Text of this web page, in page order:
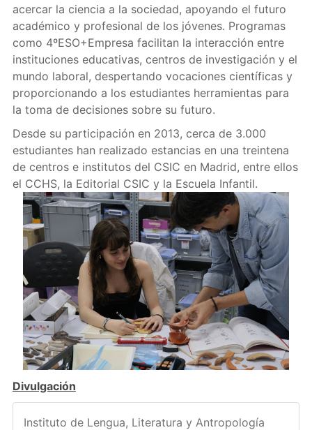
acercar la ciencia a la sociedad, apoyando el futuro
académico y profesional de los jóvenes. Programas
como 4ºESO+Empresa facilitan la interacción entre
instituciones educativas, centros de investigación y el
mundo laboral, despertando vocaciones científicas y
proporcionando a los estudiantes herramientas para
la toma de decisiones sobre su futuro.
Desde su participación en 2013, cerca de 3.000
estudiantes han realizado estancias en una treintena
de centros e institutos del CSIC en Madrid, entre ellos
el CCHS, la Editorial CSIC y la Escuela Infantil.
Divulgación
Instituto de Lengua, Literatura y Antropología